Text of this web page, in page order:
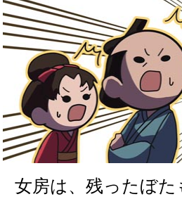
女房は、残ったぼた